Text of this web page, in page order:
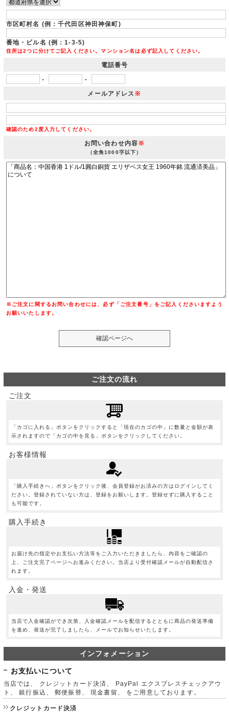
市区町村名 (例：千代田区神田神保町)
番地・ビル名 (例：1-3-5)
住所は2つに分けてご記入ください。マンション名は必ず記入してください。
電話番号
- -
メールアドレス ※
確認のため2度入力してください。
お問い合わせ内容※
（全角1000字以下）
※ご注文に関するお問い合わせには、必ず「ご注文番号」をご記入くださいますよう
お願いいたします。
ご注文の流れ
ご注文
「カゴに入れる」ボタンをクリックすると「現在のカゴの中」に数量と金額が表
示されますので「カゴの中を見る」ボタンをクリックしてください。
お客様情報
「購入手続きへ」ボタンをクリック後、会員登録がお済みの方はログインしてく
ださい。登録されていない方は、登録をお願いします。登録せずに購入すること
も可能です。
購入手続き
お届け先の指定やお支払い方法等をご入力いただきましたら、内容をご確認の
上、ご注文完了ページへお進みください。当店より受付確認メールが自動配信さ
れます。
入金・発送
当店で入金確認ができ次第、入金確認メールを配信するとともに商品の発送準備
を進め、発送が完了しましたら、メールでお知らせいたします。
インフォメーション
お支払いについて
当店では、 クレジットカード決済、 PayPal エクスプレスチェックアウ
ト、 銀行振込、 郵便振替、 現金書留、 をご用意しております。
クレジットカード決済